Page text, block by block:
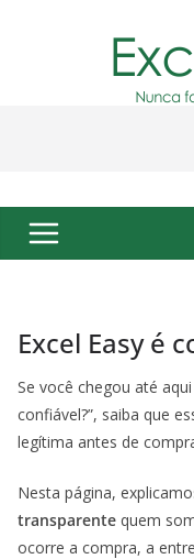
Excel Easy é
Se você chegou até
confiável?”, saiba que
legítima antes de
Nesta página,
transparente quem
ocorre a compra, a